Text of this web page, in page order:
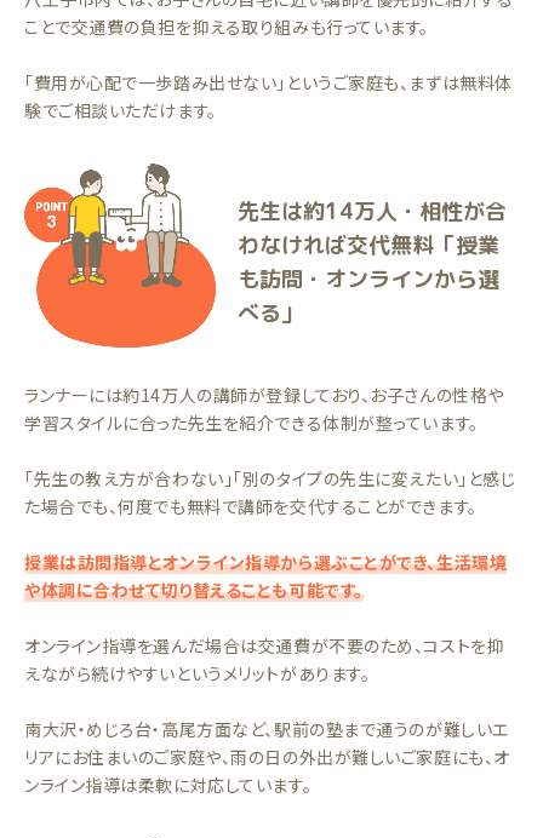
ことで交通費の負担を抑える取り組みも行っています。
「費用が心配で一歩踏み出せない」というご家庭も、まずは無料体
験でご相談いただけます。
先生は約14万人・相性が合
わなければ交代無料「授業
も訪問・オンラインから選
べる」
ランナーには約14万人の講師が登録しており、お子さんの性格や
学習スタイルに合った先生を紹介できる体制が整っています。
「先生の教え方が合わない」「別のタイプの先生に変えたい」と感じ
た場合でも、何度でも無料で講師を交代することができます。
授業は訪問指導とオンライン指導から選ぶことができ、生活環境
や体調に合わせて切り替えることも可能です。
オンライン指導を選んだ場合は交通費が不要のため、コストを抑
えながら続けやすいというメリットがあります。
南大沢・めじろ台・高尾方面など、駅前の塾まで通うのが難しいエ
リアにお住まいのご家庭や、雨の日の外出が難しいご家庭にも、オ
ンライン指導は柔軟に対応しています。